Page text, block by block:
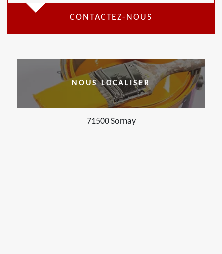
CONTACTEZ-NOUS
NOUS LOCALISER
71500 Sornay